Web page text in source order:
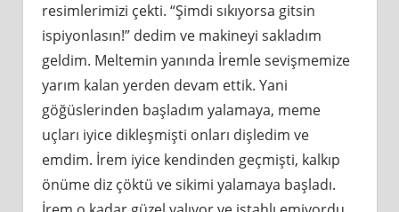
resimlerimizi çekti. “Şimdi sıkıyorsa gitsin
ispiyonlasın!” dedim ve makineyi sakladım
geldim. Meltemin yanında İremle sevişmemize
yarım kalan yerden devam ettik. Yani
göğüslerinden başladım yalamaya, meme
uçları iyice dikleşmişti onları dişledim ve
emdim. İrem iyice kendinden geçmişti, kalkıp
önüme diz çöktü ve sikimi yalamaya başladı.